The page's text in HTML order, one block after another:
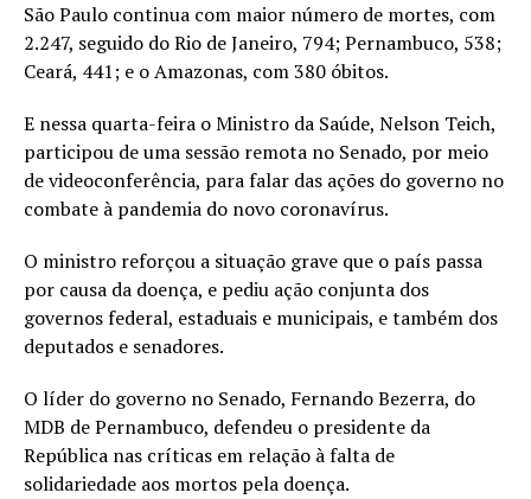
São Paulo continua com maior número de mortes, com
2.247, seguido do Rio de Janeiro, 794; Pernambuco, 538;
Ceará, 441; e o Amazonas, com 380 óbitos.
E nessa quarta-feira o Ministro da Saúde, Nelson Teich,
participou de uma sessão remota no Senado, por meio
de videoconferência, para falar das ações do governo no
combate à pandemia do novo coronavírus.
O ministro reforçou a situação grave que o país passa
por causa da doença, e pediu ação conjunta dos
governos federal, estaduais e municipais, e também dos
deputados e senadores.
O líder do governo no Senado, Fernando Bezerra, do
MDB de Pernambuco, defendeu o presidente da
República nas críticas em relação à falta de
solidariedade aos mortos pela doença.